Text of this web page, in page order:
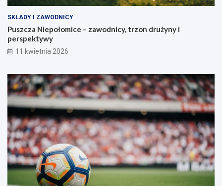
SKŁADY I ZAWODNICY
Puszcza Niepołomice – zawodnicy, trzon drużyny i
perspektywy
11 kwietnia 2026